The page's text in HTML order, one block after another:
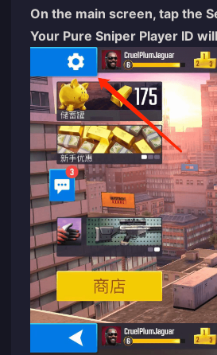
On the main screen, tap the
Your Pure Sniper Player ID